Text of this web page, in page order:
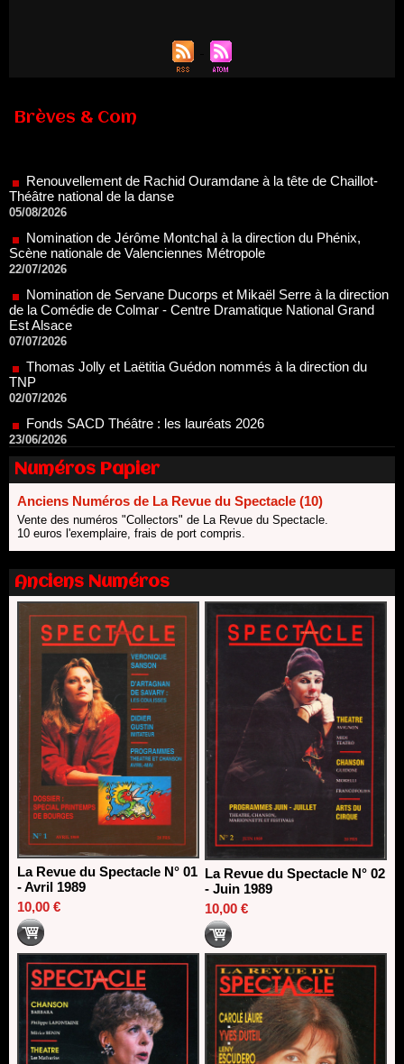
Brèves & Com
Nomination de Jérôme Montchal à la direction du Phénix,
Scène nationale de Valenciennes Métropole
Nomination de Servane Ducorps et Mikaël Serre à la direction
de la Comédie de Colmar - Centre Dramatique National Grand
07/07/2026
Thomas Jolly et Laëtitia Guédon nommés à la direction du
TNP
Fonds SACD Théâtre : les lauréats 2026
23/06/2026
Dispositif ARTCENA Écrire pour le cirque, les lauréats 2026 !
20/06/2026
Le palmarès des prix SACD 2026
18/06/2026
Les 10 lauréats du Fonds Grandes Formes Théâtre 2026
SACD
13/06/2026
direction du Théâtre de Gennevilliers - CDN
13/06/2026
Dispositif SACD Auteurs d'espaces : les lauréats 2026
18/03/2026
Numéros Papier
Anciens Numéros de La Revue du Spectacle (10)
Vente des numéros "Collectors" de La Revue du Spectacle.
10 euros l'exemplaire, frais de port compris.
Anciens Numéros
La Revue du Spectacle N° 01
- Avril 1989
10,00 €
La Revue du Spectacle N° 02
- Juin 1989
10,00 €